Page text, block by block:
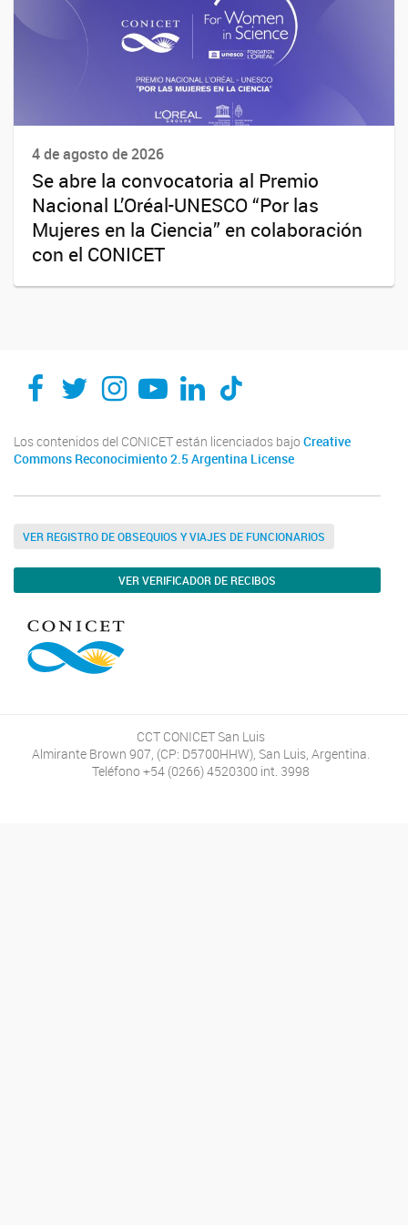
4 de agosto de 2026
Se abre la convocatoria al Premio
Nacional L’Oréal-UNESCO “Por las
Mujeres en la Ciencia” en colaboración
con el CONICET
Los contenidos del CONICET están licenciados bajo Creative
Commons Reconocimiento 2.5 Argentina License
VER REGISTRO DE OBSEQUIOS Y VIAJES DE FUNCIONARIOS
VER VERIFICADOR DE RECIBOS
CCT CONICET San Luis
Almirante Brown 907, (CP: D5700HHW), San Luis, Argentina.
Teléfono +54 (0266) 4520300 int. 3998